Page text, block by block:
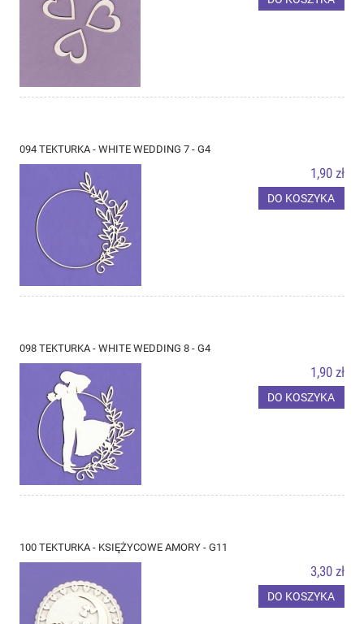
094 TEKTURKA - WHITE WEDDING 7 - G4
1,90 zł
DO KOSZYKA
098 TEKTURKA - WHITE WEDDING 8 - G4
1,90 zł
DO KOSZYKA
100 TEKTURKA - KSIĘŻYCOWE AMORY - G11
3,30 zł
DO KOSZYKA